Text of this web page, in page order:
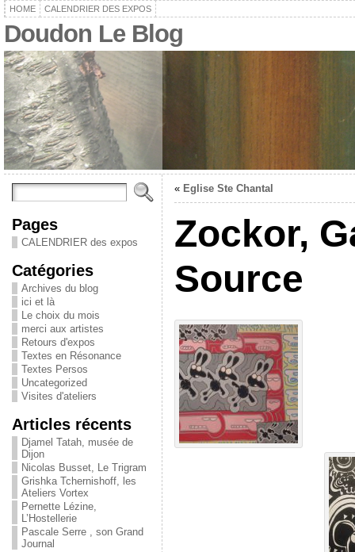
HOME CALENDRIER DES EXPOS
Doudon Le Blog
Pages
CALENDRIER des expos
Catégories
Archives du blog
ici et là
Le choix du mois
merci aux artistes
Retours d'expos
Textes en Résonance
Textes Persos
Uncategorized
Visites d'ateliers
Articles récents
Djamel Tatah, musée de
Dijon
Nicolas Busset, Le Trigram
Grishka Tchernishoff, les
Ateliers Vortex
Pernette Lézine,
L’Hostellerie
Pascale Serre , son Grand
Journal
« Eglise Ste Chantal
Zockor,
Source